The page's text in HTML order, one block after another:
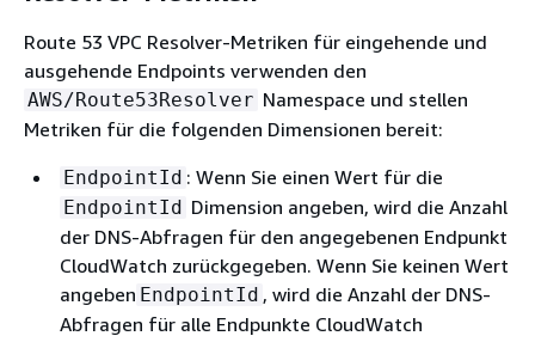
Route 53 VPC Resolver-Metriken für eingehende und
ausgehende Endpoints verwenden den
AWS/Route53Resolver Namespace und stellen
Metriken für die folgenden Dimensionen bereit:
EndpointId : Wenn Sie einen Wert für die
EndpointId Dimension angeben, wird die Anzahl
der DNS-Abfragen für den angegebenen Endpunkt
CloudWatch zurückgegeben. Wenn Sie keinen Wert
angeben EndpointId , wird die Anzahl der DNS-
Abfragen für alle Endpunkte CloudWatch